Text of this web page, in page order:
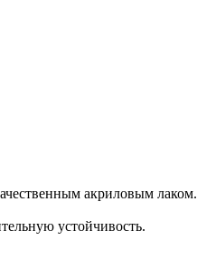
акриловым лаком.
устойчивость.